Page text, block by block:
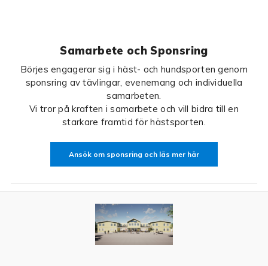
Samarbete och Sponsring
Börjes engagerar sig i häst- och hundsporten genom
sponsring av tävlingar, evenemang och individuella
samarbeten.
Vi tror på kraften i samarbete och vill bidra till en
starkare framtid för hästsporten.
Ansök om sponsring och läs mer här